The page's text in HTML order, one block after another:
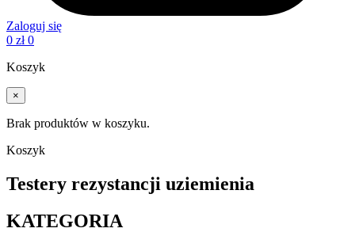
Zaloguj się
0 zł 0
Koszyk
×
Brak produktów w koszyku.
Koszyk
Testery rezystancji uziemienia
KATEGORIA